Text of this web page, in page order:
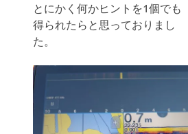
とにかく何かヒントを1個でも
得られたらと思っておりまし
た。